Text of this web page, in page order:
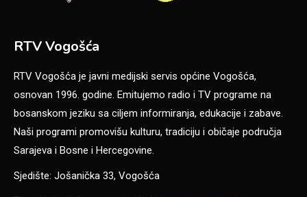
RTV Vogošća
RTV Vogošća je javni medijski servis općine Vogošća,
osnovan 1996. godine. Emitujemo radio i TV programe na
bosanskom jeziku sa ciljem informiranja, edukacije i zabave.
Naši programi promovišu kulturu, tradiciju i običaje područja
Sarajeva i Bosne i Hercegovine.
Sjedište: Jošanička 33, Vogošća